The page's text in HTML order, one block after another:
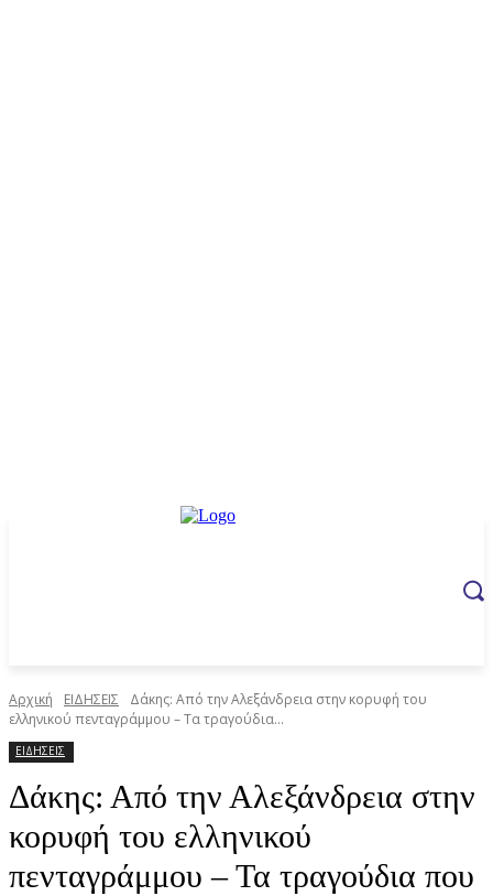
Αρχική ΕΙΔΗΣΕΙΣ
Δάκης: Από την Αλεξάνδρεια στην κορυφή του
ελληνικού πενταγράμμου – Τα τραγούδια...
ΕΙΔΗΣΕΙΣ
Δάκης: Από την Αλεξάνδρεια στην
κορυφή του ελληνικού
πενταγράμμου – Τα τραγούδια που